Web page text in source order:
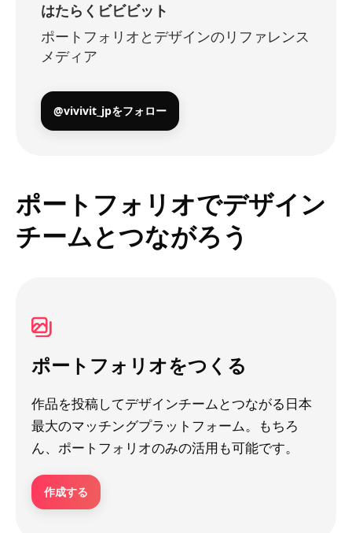
はたらくビビビット
ポートフォリオとデザインのリファレンス
メディア
@vivivit_jpをフォロー
ポートフォリオでデザイン
チームとつながろう
ポートフォリオをつくる
作品を投稿してデザインチームとつながる日本
最大のマッチングプラットフォーム。もちろ
ん、ポートフォリオのみの活用も可能です。
作成する